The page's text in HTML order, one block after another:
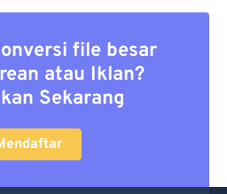
file besar
atau Iklan?
Sekarang